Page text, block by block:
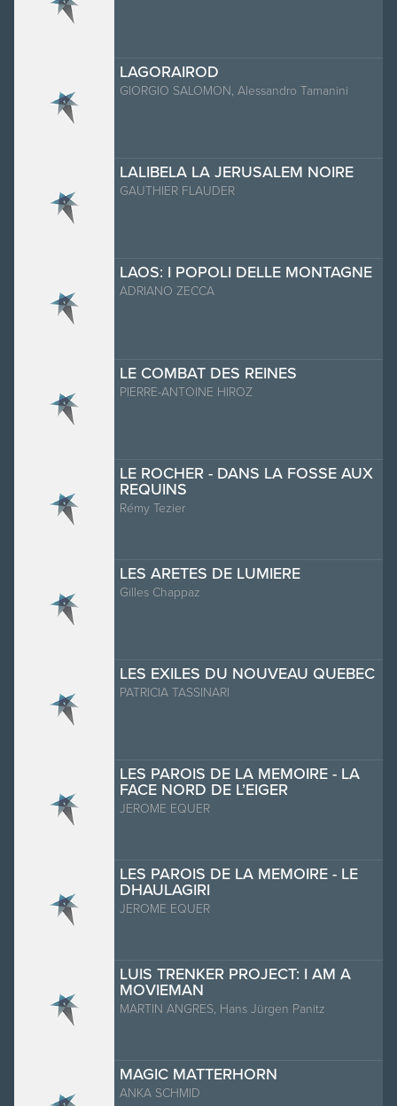
LAGORAIROD
GIORGIO SALOMON, Alessandro Tamanini
LALIBELA LA JERUSALEM NOIRE
GAUTHIER FLAUDER
LAOS: I POPOLI DELLE MONTAGNE
ADRIANO ZECCA
LE COMBAT DES REINES
PIERRE-ANTOINE HIROZ
LE ROCHER - DANS LA FOSSE AUX
REQUINS
Rémy Tezier
LES ARETES DE LUMIERE
Gilles Chappaz
LES EXILES DU NOUVEAU QUEBEC
PATRICIA TASSINARI
LES PAROIS DE LA MEMOIRE - LA
FACE NORD DE L’EIGER
JEROME EQUER
LES PAROIS DE LA MEMOIRE - LE
DHAULAGIRI
JEROME EQUER
LUIS TRENKER PROJECT: I AM A
MOVIEMAN
MARTIN ANGRES, Hans Jürgen Panitz
MAGIC MATTERHORN
ANKA SCHMID